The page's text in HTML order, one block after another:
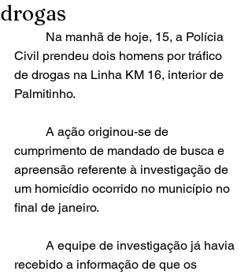
drogas
Civil prendeu dois homens por tráfico
de drogas na Linha KM 16, interior de
Palmitinho.
cumprimento de mandado de busca e
apreensão referente à investigação de
um homicídio ocorrido no município no
final de janeiro.
recebido a informação de que os